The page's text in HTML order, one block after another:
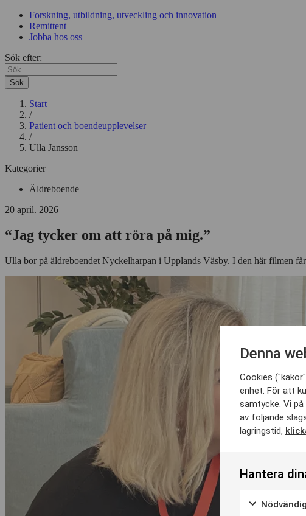
Forskning, utbildning, utveckling och innovation
Remittent
Jobba hos oss
Sök efter:
Sök
Start
/
Patient och boendeupplevelser
/
Ulla Jansson
Kategorier
Äldreboende
20 april. 2026
“Jag tycker om att röra på mig.”
Ulla bor på äldreboendet Nyckelharpan i Upplands Väsby. I den här filmen
Denna
Cookies
enhet. För att
samtycke. Vi
av följande
lagringstid,
Hantera